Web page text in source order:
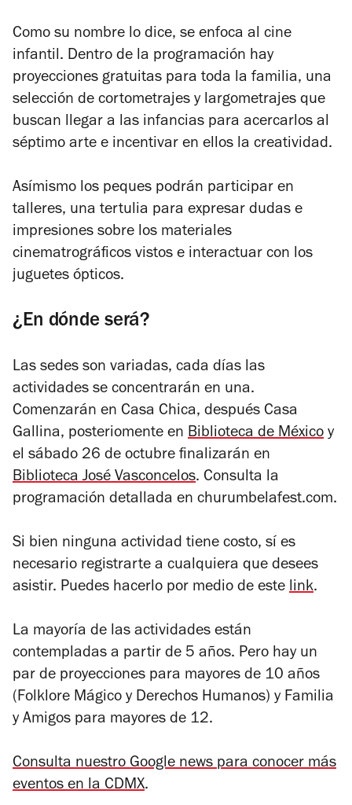
Como su nombre lo dice, se enfoca al cine
infantil. Dentro de la programación hay
proyecciones gratuitas para toda la familia, una
selección de cortometrajes y largometrajes que
buscan llegar a las infancias para acercarlos al
séptimo arte e incentivar en ellos la creatividad.
Asímismo los peques podrán participar en
talleres, una tertulia para expresar dudas e
impresiones sobre los materiales
cinematrográficos vistos e interactuar con los
juguetes ópticos.
¿En dónde será?
Las sedes son variadas, cada días las
actividades se concentrarán en una.
Comenzarán en Casa Chica, después Casa
Gallina, posteriomente en Biblioteca de México y
el sábado 26 de octubre finalizarán en
Biblioteca José Vasconcelos. Consulta la
programación detallada en churumbelafest.com.
Si bien ninguna actividad tiene costo, sí es
necesario registrarte a cualquiera que desees
asistir. Puedes hacerlo por medio de este link.
La mayoría de las actividades están
contempladas a partir de 5 años. Pero hay un
par de proyecciones para mayores de 10 años
(Folklore Mágico y Derechos Humanos) y Familia
y Amigos para mayores de 12.
Consulta nuestro Google news para conocer más
eventos en la CDMX.